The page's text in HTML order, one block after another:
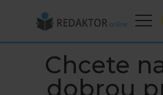
Chcete
dobrou